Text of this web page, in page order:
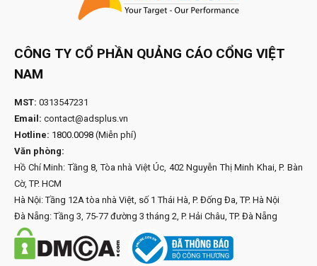
CÔNG TY CỔ PHẦN QUẢNG CÁO CỔNG VIỆT
NAM
MST: 0313547231
Email: contact@adsplus.vn
Hotline: 1800.0098 (Miễn phí)
Văn phòng:
Hồ Chí Minh: Tầng 8, Tòa nhà Việt Úc, 402 Nguyễn Thị Minh Khai, P. Bàn
Cờ, TP. HCM
Hà Nội: Tầng 12A tòa nhà Việt, số 1 Thái Hà, P. Đống Đa, TP. Hà Nội
Đà Nẵng: Tầng 3, 75-77 đường 3 tháng 2, P. Hải Châu, TP. Đà Nẵng